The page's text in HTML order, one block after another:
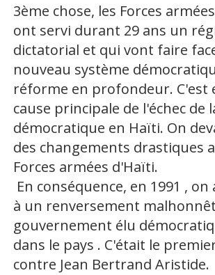
3ème chose, les Forces
ont servi durant 29 ans un
dictatorial et qui vont faire
nouveau système
réforme en profondeur. C'est
cause principale de l'échec de
démocratique en Haïti. On
des changements drastiques
Forces armées d'Haïti.
En conséquence, en 1991 ,
à un renversement
gouvernement élu
dans le pays . C'était le
contre Jean Bertrand Aristide.